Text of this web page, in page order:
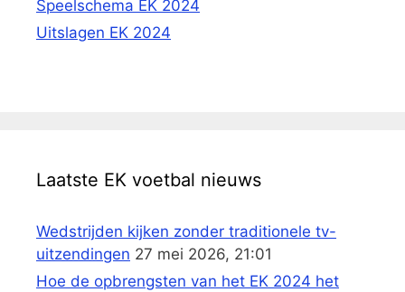
Speelschema EK 2024
Uitslagen EK 2024
Laatste EK voetbal nieuws
Wedstrijden kijken zonder traditionele tv-
uitzendingen 27 mei 2026, 21:01
Hoe de opbrengsten van het EK 2024 het